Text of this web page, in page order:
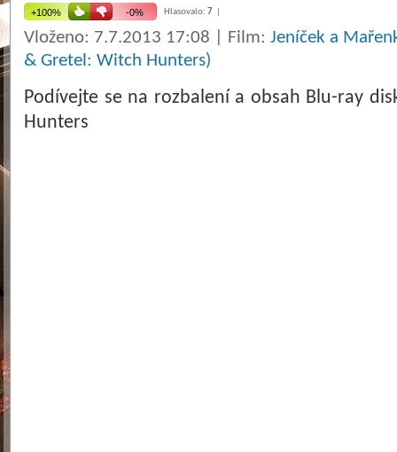
Hlasovalo: 7
Vloženo: 7.7.2013 17:08 | Film: Jeníček a
& Gretel: Witch Hunters)
Podívejte se na rozbalení a obsah Blu-ray
Hunters